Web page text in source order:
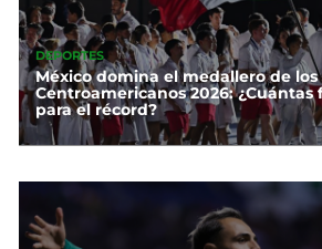
DEPORTES
México domina el medallero de los
Centroamericanos 2026: ¿Cuántas
para el récord?